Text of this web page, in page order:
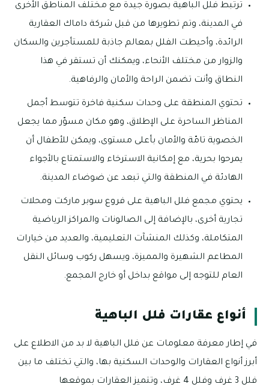
ترتبط فلل الباهية بصورة جيدة مع مختلف المناطق الأخرى
في المدينة، وتم تطويرها من قبل شركة داماك العقارية
الرائدة، وأحيطت الفلل بمعالم جاذبة للمستأجرين والسكان
والزوار من مختلف الأنحاء، ويمكنك أن تستقر في هذا
النطاق وأنت تضمن الراحة والأمان والرفاهية.
تحتوي المنطقة على وحدات سكنية فاخرة تتوسط أجمل
المناظر الساحرة على الإطلاق، وهو مكان مسوّر مما يجعل
الخصوية تامّة والأمان بأعلى مستوى، ويمكن للأطفال أن
يمرحوا بحرية، مع إمكانية الاسترخاء والاستمتاع بالأجواء
الهادئة في المنطقة والتي تبعد عن ضوضاء المدينة.
يحتوي مجمع فلل الباهية على فروع سوبر ماركت ومحلات
تجارية أخرى، بالإضافة إلى الصالونات والمراكز الرياضية
المتكاملة، وكذلك المنشآت التعليمية، والعديد من خيارات
المطاعم الشهيرة والمميزة، ويسهل ركوب وسائل النقل
العام للتوجه إلى مواقع بداخل أو خارج المجمع.
أنواع عقارات فلل الباهية
في إطار معرفة معلومات عن فلل الباهية لا بد من الاطلاع على
أبرز أنواع العقارات والوحدات السكنية بها، والتي تختلف ما بين
فلل 3 غرف وفلل 4 غرف، وتتميز العقارات بموقعها